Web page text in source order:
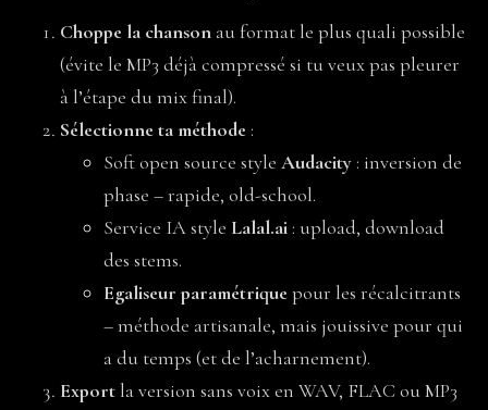
Choppe la chanson au format le plus quali possible
(évite le MP3 déjà compressé si tu veux pas pleurer
à l’étape du mix final).
Sélectionne ta méthode :
Soft open source style Audacity : inversion de
phase – rapide, old-school.
Service IA style Lalal.ai : upload, download
des stems.
Egaliseur paramétriquepour les récalcitrants
– méthode artisanale, mais jouissive pour qui
a du temps (et de l’acharnement).
Export la version sans voix en WAV, FLAC ou MP3